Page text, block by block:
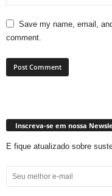
Save my name, email,
comment.
Inscreva-se em nossa
E fique atualizado sobre